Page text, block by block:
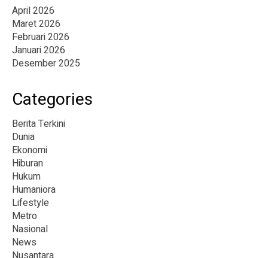
April 2026
Maret 2026
Februari 2026
Januari 2026
Desember 2025
Categories
Berita Terkini
Dunia
Ekonomi
Hiburan
Hukum
Humaniora
Lifestyle
Metro
Nasional
News